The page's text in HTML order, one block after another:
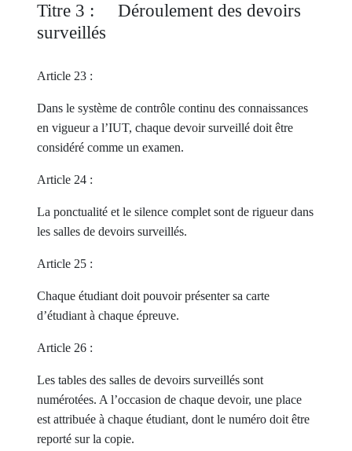
Titre 3 : Déroulement des devoirs
surveillés
Article 23 :
Dans le système de contrôle continu des connaissances
en vigueur a l’IUT, chaque devoir surveillé doit être
considéré comme un examen.
Article 24 :
La ponctualité et le silence complet sont de rigueur dans
les salles de devoirs surveillés.
Article 25 :
Chaque étudiant doit pouvoir présenter sa carte
d’étudiant à chaque épreuve.
Article 26 :
Les tables des salles de devoirs surveillés sont
numérotées. A l’occasion de chaque devoir, une place
est attribuée à chaque étudiant, dont le numéro doit être
reporté sur la copie.